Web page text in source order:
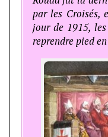
par les Croisés,
jour de 1915,
reprendre pied